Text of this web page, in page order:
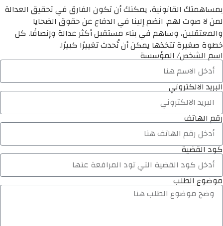
بمساهمتك القانونية، يمكنك أن تكون الفارق في تحقيق العدالة
لمن لا صوت لهم. انضم إلينا في الدفاع عن حقوق الضحايا
والمعتقلين، وساهم في بناء مستقبل أكثر عدالة وإنصافًا. كل
خطوة صغيرة تتخذها يمكن أن تُحدث تغييرًا كبيرًا.
اسم الشخص/ المؤسسة
البريد الالكتروني
رقم الهاتف
كود القضية
موضوع الطلب